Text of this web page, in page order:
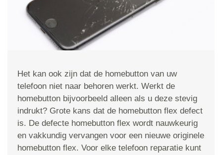
Het kan ook zijn dat de homebutton van uw
telefoon niet naar behoren werkt. Werkt de
homebutton bijvoorbeeld alleen als u deze stevig
indrukt? Grote kans dat de homebutton flex defect
is. De defecte homebutton flex wordt nauwkeurig
en vakkundig vervangen voor een nieuwe originele
homebutton flex. Voor elke telefoon reparatie kunt